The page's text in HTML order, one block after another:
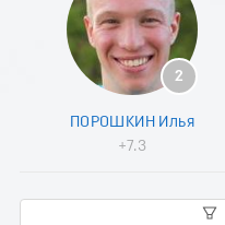
2
ПОРОШКИН Илья
+7.3